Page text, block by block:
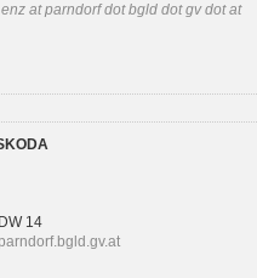
at parndorf dot bgld dot gv dot at
14